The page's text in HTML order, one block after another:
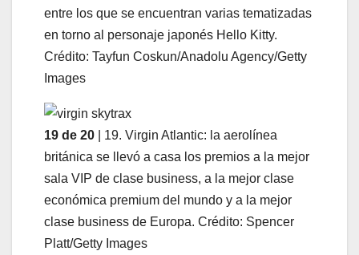
entre los que se encuentran varias tematizadas
en torno al personaje japonés Hello Kitty.
Crédito: Tayfun Coskun/Anadolu Agency/Getty
Images
19 de 20 | 19. Virgin Atlantic: la aerolínea
británica se llevó a casa los premios a la mejor
sala VIP de clase business, a la mejor clase
económica premium del mundo y a la mejor
clase business de Europa. Crédito: Spencer
Platt/Getty Images